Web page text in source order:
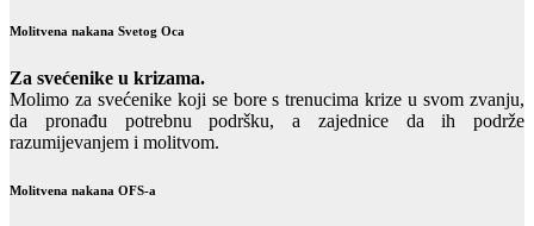
Molitvena nakana Svetog Oca
Za svećenike u krizama.
Molimo za svećenike koji se bore s trenucima krize u svom zvanju,
da pronađu potrebnu podršku, a zajednice da ih podrže
razumijevanjem i molitvom.
Molitvena nakana OFS-a